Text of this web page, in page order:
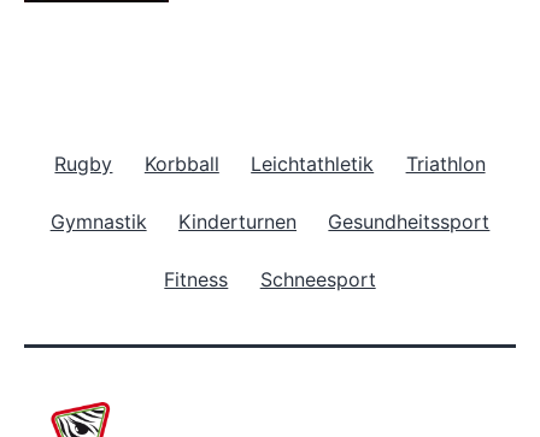
Rugby Korbball Leichtathletik Triathlon
Gymnastik Kinderturnen Gesundheitssport
Fitness Schneesport